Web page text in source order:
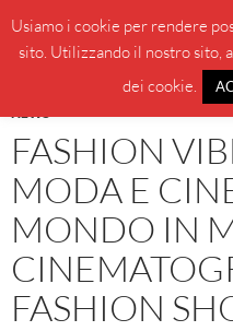
contenuto
BeppeBlog
NEWS
FASHION
MODA E
MONDO IN
FASHION
Usiamo i cookie per rendere
sito. Utilizzando il nostro sito,
dei cookie.